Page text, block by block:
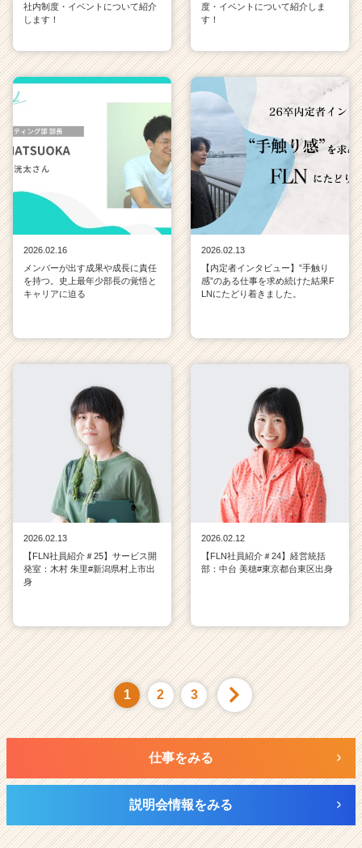
社内制度・イベントについて紹介
します！
度・イベントについて紹介しま
す！
2026.02.16
メンバーが出す成果や成長に責任
を持つ。史上最年少部長の覚悟と
キャリアに迫る
2026.02.13
【内定者インタビュー】”手触り
感”のある仕事を求め続けた結果F
LNにたどり着きました。
2026.02.13
【FLN社員紹介＃25】サービス開
発室：木村 朱里#新潟県村上市出
身
2026.02.12
【FLN社員紹介＃24】経営統括
部：中台 美穂#東京都台東区出身
1 2 3
仕事をみる
説明会情報をみる